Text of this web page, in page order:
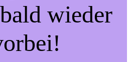
wieder